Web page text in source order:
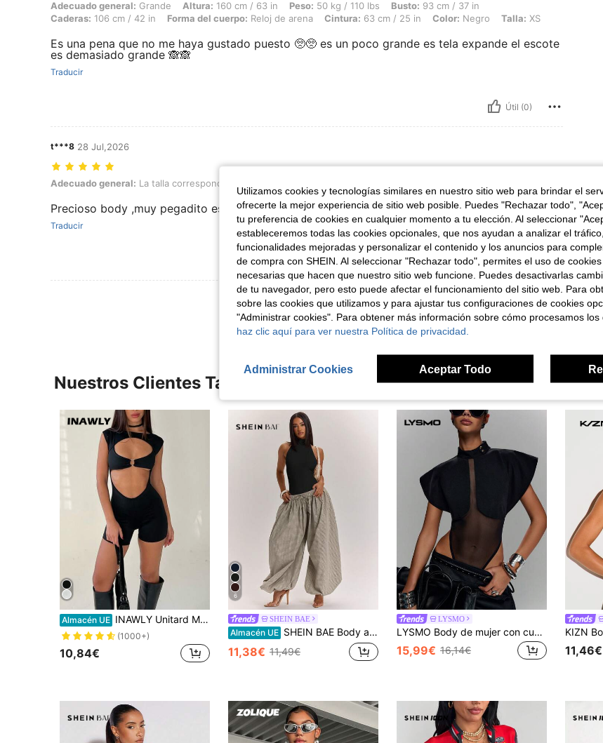
Adecuado general: Grande, Altura: 160 cm / 63 in, Peso: 50 kg / 110 lbs, Busto: 93 cm / 37 in, Caderas: 106 cm / 42 in, Forma del cuerpo:
Adecuado general: Grande Altura: 160 cm / 63 in Peso: 50 kg / 110 lbs Busto: 93 cm / 37 in
Caderas: 106 cm / 42 in Forma del cuerpo: Reloj de arena Cintura: 63 cm / 25 in Color: Negro Talla: XS
Es una pena que no me haya gustado puesto 🥺🥺 es un poco grande es tela expande el escote
es demasiado grande 🙈🙈
Traducir
Útil (0)
t***8 28 Jul,2026
Adecuado general: La talla corresponde, Color: Negro, Talla: M
Adecuado general: La talla corresponde
Precioso body ,muy pegadito es divino
Traducir
Útil (0)
Ver Más Reseñas
Nuestros Clientes También Vieron
Almacén UE INAWLY Unitard Mono con recorte al frente
(1000+)
10,84€
6
SHEIN BAE
Almacén UE SHEIN BAE Body ajustado sexy de color liso con cuello halter y espalda descubierta para mujer, primavera/verano
11,38€ 11,49€
LYSMO
LYSMO Body de mujer con cuello de botones, de malla transparente y parches, sexy
15,99€ 16,14€ 11,46€
Utilizamos cookies y tecnologías similares en nuestro sitio web para brindar el
ofrecerte la mejor experiencia de sitio web posible. Puedes "Rechazar todo",
tu preferencia de cookies en cualquier momento a tu elección. Al seleccionar
estableceremos todas las cookies opcionales, que nos ayudan a analizar el
funcionalidades mejoradas y personalizar el contenido y los anuncios para
de compra con SHEIN. Al seleccionar "Rechazar todo", permites el uso de
necesarias que hacen que nuestro sitio web funcione. Puedes desactivarlas
de tu navegador, pero esto puede afectar el funcionamiento del sitio web. Para
sobre las cookies que utilizamos y para ajustar tus configuraciones de cookies
"Administrar cookies". Para obtener más información sobre cómo procesamos los
haz clic aquí para ver nuestra Política de privacidad.
Administrar Cookies Aceptar Todo